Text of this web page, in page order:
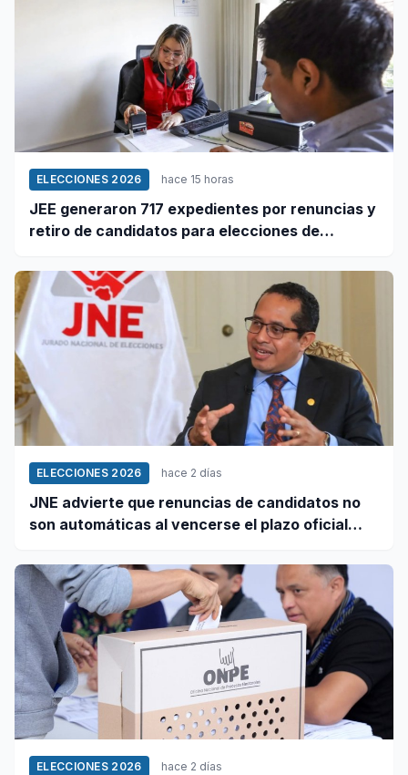
ELECCIONES 2026 hace 15 horas
JEE generaron 717 expedientes por renuncias y
retiro de candidatos para elecciones de
ELECCIONES 2026 hace 2 días
JNE advierte que renuncias de candidatos no
son automáticas al vencerse el plazo oficial
ELECCIONES 2026 hace 2 días